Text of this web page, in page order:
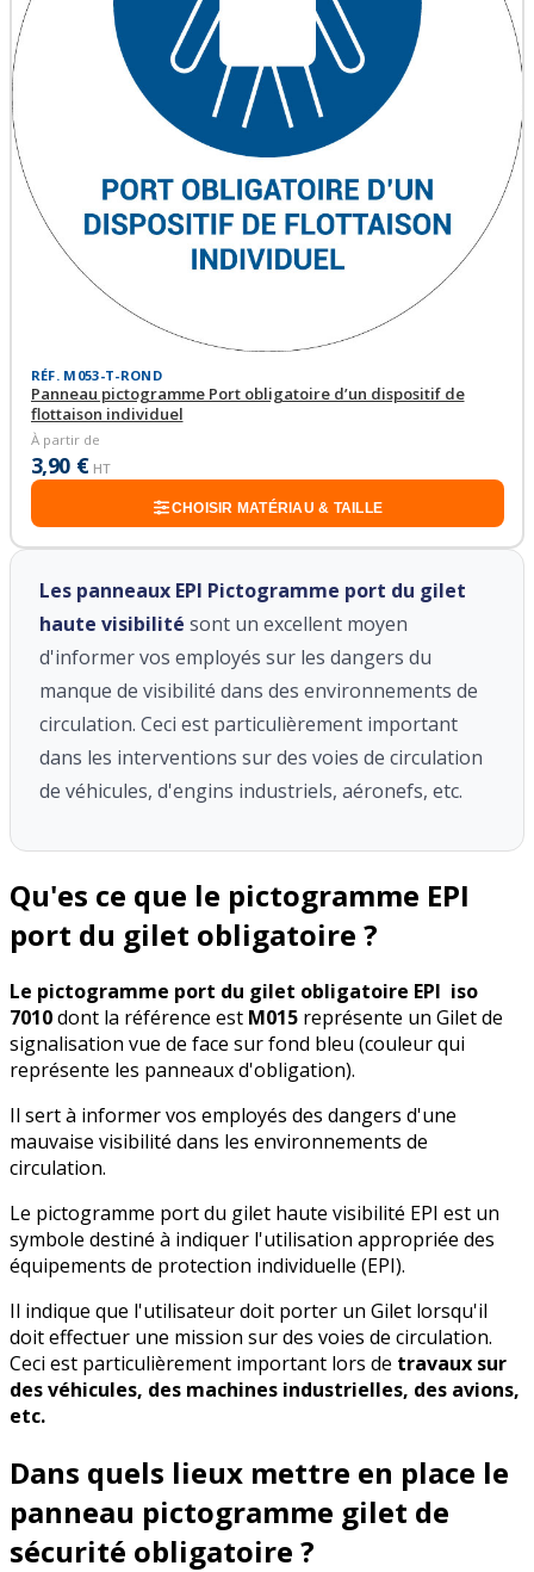
RÉF. M053-T-ROND
Panneau pictogramme Port obligatoire d’un dispositif de
flottaison individuel
À partir de
3,90 € HT
CHOISIR MATÉRIAU & TAILLE
Les panneaux EPI Pictogramme port du gilet
haute visibilité sont un excellent moyen
d'informer vos employés sur les dangers du
manque de visibilité dans des environnements de
circulation. Ceci est particulièrement important
dans les interventions sur des voies de circulation
de véhicules, d'engins industriels, aéronefs, etc.
Qu'es ce que le pictogramme EPI
port du gilet obligatoire ?
Le pictogramme port du gilet obligatoire EPI iso
7010dont la référence est M015 représente un Gilet de
signalisation vue de face sur fond bleu (couleur qui
représente les panneaux d'obligation).
Il sert à informer vos employés des dangers d'une
mauvaise visibilité dans les environnements de
circulation.
Le pictogramme port du gilet haute visibilité EPI est un
symbole destiné à indiquer l'utilisation appropriée des
équipements de protection individuelle (EPI).
Il indique que l'utilisateur doit porter un Gilet lorsqu'il
doit effectuer une mission sur des voies de circulation.
Ceci est particulièrement important lors de travaux sur
des véhicules, des machines industrielles, des avions,
etc.
Dans quels lieux mettre en place le
panneau pictogramme gilet de
sécurité obligatoire ?